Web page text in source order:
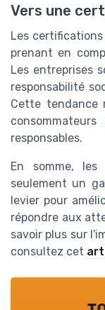
Vers une
Les
prenant en
Les entreprises
responsabilité
Cette tendance
responsables.
En somme,
seulement un
levier pour
répondre aux
savoir plus sur
consultez cet